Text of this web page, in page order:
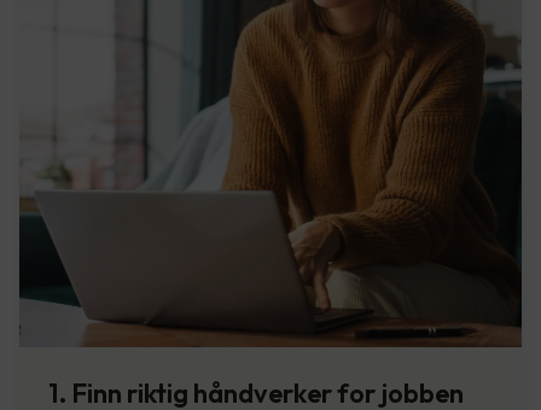
1. Finn riktig håndverker for jobben